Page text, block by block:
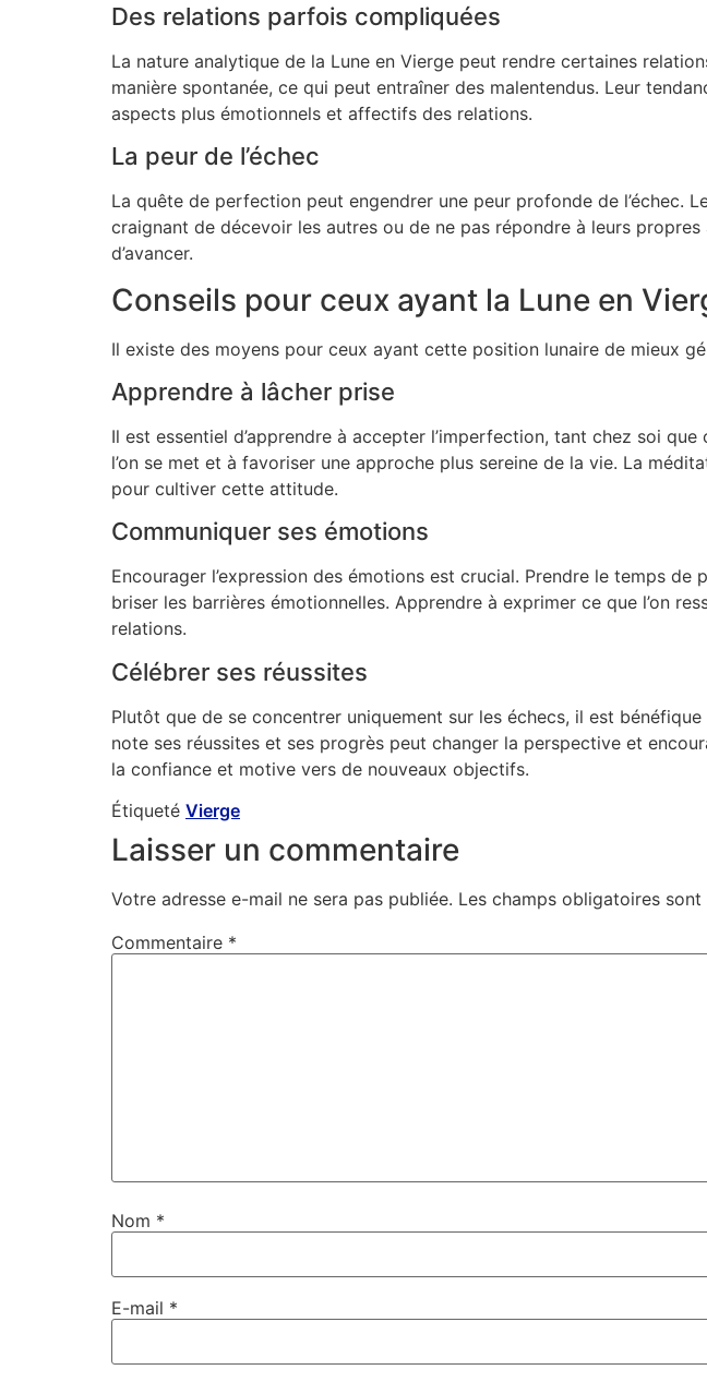
Des relations parfois compliquées
La nature analytique de la Lune en Vierge peut rendre certaines
manière spontanée, ce qui peut entraîner des malentendus. Leur
aspects plus émotionnels et affectifs des relations.
La peur de l’échec
La quête de perfection peut engendrer une peur profonde de l’échec.
craignant de décevoir les autres ou de ne pas répondre à leurs
d’avancer.
Conseils pour ceux ayant la Lune en
Il existe des moyens pour ceux ayant cette position lunaire de mieux
Apprendre à lâcher prise
Il est essentiel d’apprendre à accepter l’imperfection, tant chez soi
l’on se met et à favoriser une approche plus sereine de la vie. La
pour cultiver cette attitude.
Communiquer ses émotions
Encourager l’expression des émotions est crucial. Prendre le temps
briser les barrières émotionnelles. Apprendre à exprimer ce que l’on
relations.
Célébrer ses réussites
Plutôt que de se concentrer uniquement sur les échecs, il est
note ses réussites et ses progrès peut changer la perspective et
la confiance et motive vers de nouveaux objectifs.
Étiqueté Vierge
Laisser un commentaire
Votre adresse e-mail ne sera pas publiée. Les champs obligatoires sont
Commentaire *
Nom *
E-mail *